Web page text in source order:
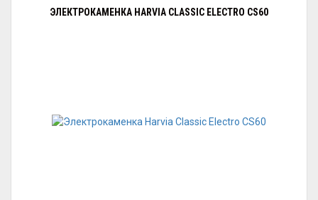
ЭЛЕКТРОКАМЕНКА HARVIA CLASSIC ELECTRO CS60